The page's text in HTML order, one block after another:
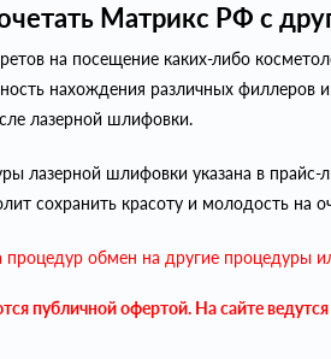
Матрикс РФ с
на посещение каких-либо
нахождения различных филлеров
лазерной шлифовки.
лазерной шлифовки указана в
сохранить красоту и молодость
процедур обмен на другие процедуры
публичной офертой. На сайте